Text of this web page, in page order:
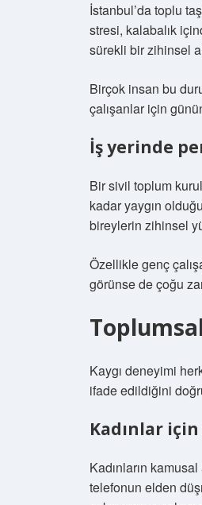
İstanbul’da toplu
stresi, kalabalık
sürekli bir zihinsel
Birçok insan bu
çalışanlar için
İş yerinde
Bir sivil toplum
kadar yaygın
bireylerin zihinsel
Özellikle genç
görünse de çoğu
Kaygı deneyimi
ifade edildiğini
Kadınlar
Kadınların
telefonun elden